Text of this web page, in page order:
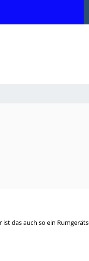
das auch so ein